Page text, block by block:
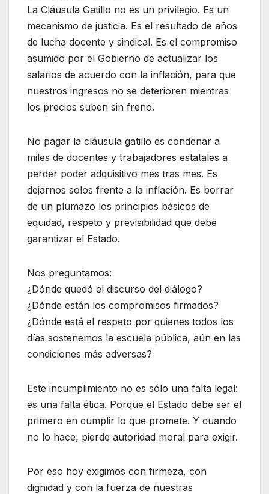
La Cláusula Gatillo no es un privilegio. Es un
mecanismo de justicia. Es el resultado de años
de lucha docente y sindical. Es el compromiso
asumido por el Gobierno de actualizar los
salarios de acuerdo con la inflación, para que
nuestros ingresos no se deterioren mientras
los precios suben sin freno.
No pagar la cláusula gatillo es condenar a
miles de docentes y trabajadores estatales a
perder poder adquisitivo mes tras mes. Es
dejarnos solos frente a la inflación. Es borrar
de un plumazo los principios básicos de
equidad, respeto y previsibilidad que debe
garantizar el Estado.
Nos preguntamos:
¿Dónde quedó el discurso del diálogo?
¿Dónde están los compromisos firmados?
¿Dónde está el respeto por quienes todos los
días sostenemos la escuela pública, aún en las
condiciones más adversas?
Este incumplimiento no es sólo una falta legal:
es una falta ética. Porque el Estado debe ser el
primero en cumplir lo que promete. Y cuando
no lo hace, pierde autoridad moral para exigir.
Por eso hoy exigimos con firmeza, con
dignidad y con la fuerza de nuestras